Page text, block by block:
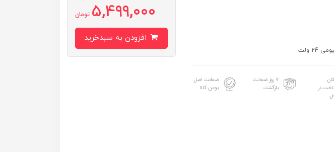
در
۷ روز ضمانت
بازگشت
ضمانت اصل
بودن کالا
5,499,000 تومان